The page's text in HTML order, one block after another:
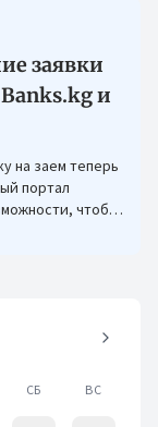
заявки
и
на заем теперь
портал
чтобы
СБ ВС